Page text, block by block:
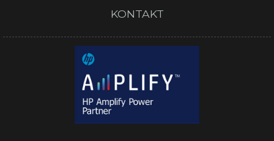
KONTAKT